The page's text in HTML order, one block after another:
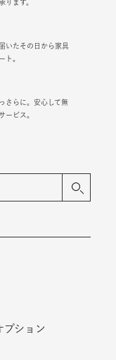
いたその日から家具
ト。
さらに。安心して無
ービス。
プション